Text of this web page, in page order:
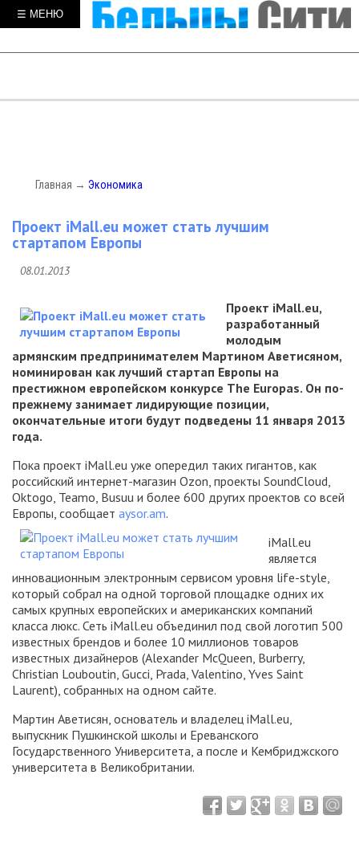
☰ МЕНЮ
Главная → Экономика
Проект iMall.eu может стать лучшим
стартапом Европы
08.01.2013
Проект iMall.eu,
разработанный
молодым
армянским предпринимателем Мартином Аветисяном,
номинирован как лучший стартап Европы на
престижном европейском конкурсе The Europas. Он по-
прежнему занимает лидирующие позиции,
окончательные итоги будут подведены 11 января 2013
года.
Пока проект iMall.eu уже опередил таких гигантов, как
российский интернет-магазин Ozon, проекты SoundCloud,
Oktogo, Teamo, Busuu и более 600 других проектов со всей
Европы, сообщает aysor.am.
iMall.eu
является
инновационным электронным сервисом уровня life-style,
который собрал на одной торговой площадке одних их
самых крупных европейских и американских компаний
класса люкс. Сеть iMall.eu объединил под свой логотип 500
известных брендов и более 10 миллионов товаров
известных дизайнеров (Alexander McQueen, Burberry,
Christian Louboutin, Gucci, Prada, Valentino, Yves Saint
Laurent), собранных на одном сайте.
Мартин Аветисян, основатель и владелец iMall.eu,
выпускник Пушкинской школы и Ереванского
Государственного Университета, а после и Кембриджского
университета в Великобритании.